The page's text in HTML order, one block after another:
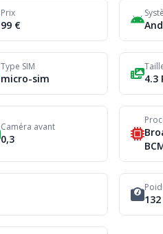
Prix
99 €
Type SIM
micro-sim 4.3
Caméra avant
0,3